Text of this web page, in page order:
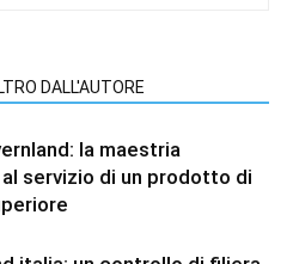
DALL'AUTORE
la maestria
servizio di un prodotto di